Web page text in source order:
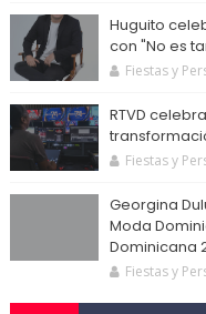
Huguito
con "No es
Fiestas y
RTVD
Fiestas y
Georgina
Moda
Dominicana
Fiestas y